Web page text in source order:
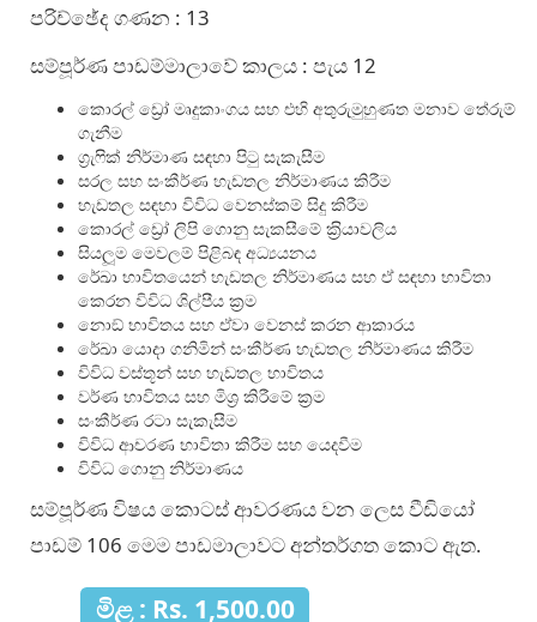
පරිච්ඡේද ගණන : 13
සම්පූර්ණ පාඩම්මාලාවේ කාලය : පැය 12
කොරල් ඩ්‍රෝ මෘදුකාංගය සහ එහි අතුරුමුහුණත මනාව තේරුම්
ගැනීම
ග‍්‍රැෆික් නිර්මාණ සඳහා පිටු සැකැසීම
සරල සහ සංකීර්ණ හැඩතල නිර්මාණය කිරීම
හැඩතල සඳහා විවිධ වෙනස්කම් සිදු කිරීම
කොරල් ඩ්‍රෝ ලිපි ගොනු සැකසීමේ ක‍්‍රියාවලිය
සියලූම මෙවලම් පිළිබඳ අධ්‍යයනය
රේඛා භාවිතයෙන් හැඩතල නිර්මාණය සහ ඒ සඳහා භාවිතා
කෙරන විවිධ ශිල්පීය ක‍්‍රම
නොඞ් භාවිතය සහ ඒවා වෙනස් කරන ආකාරය
රේඛා යොදා ගනිමින් සංකීර්ණ හැඩතල නිර්මාණය කිරීම
විවිධ වස්තූන් සහ හැඩතල භාවිතය
වර්ණ භාවිතය සහ මිශ‍්‍ර කිරීමේ ක‍්‍රම
සංකීර්ණ රටා සැකැසීම
විවිධ ආචරණ භාවිතා කිරීම සහ යෙදවීම
විවිධ ගොනු නිර්මාණය
සම්පූර්ණ විෂය කොටස් ආවරණය වන ලෙස වීඩියෝ
පාඩම් 106 මෙම පාඩමාලාවට අන්තර්ගත කොට ඇත.
මිළ : Rs. 1,500.00